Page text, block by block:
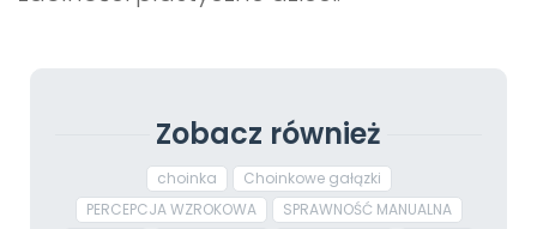
Zobacz również
choinka
Choinkowe gałązki
PERCEPCJA WZROKOWA
SPRAWNOŚĆ MANUALNA